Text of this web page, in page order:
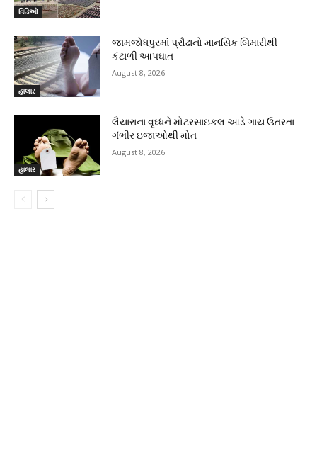
વિડિઓ
હાલાર
જામજોધપુરમાં પ્રૌઢાનો માનસિક બિમારીથી
કંટાળી આપઘાત
August 8, 2026
હાલાર
લૈયારાના વૃઘ્ધને મોટરસાઇકલ આડે ગાય ઉતરતા
ગંભીર ઇજાઓથી મોત
August 8, 2026